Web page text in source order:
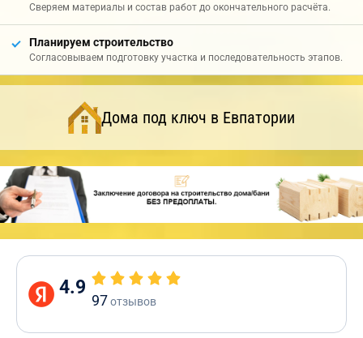
Сверяем материалы и состав работ до окончательного расчёта.
Планируем строительство
Согласовываем подготовку участка и последовательность этапов.
Дома под ключ в Евпатории
4.9
97отзывов